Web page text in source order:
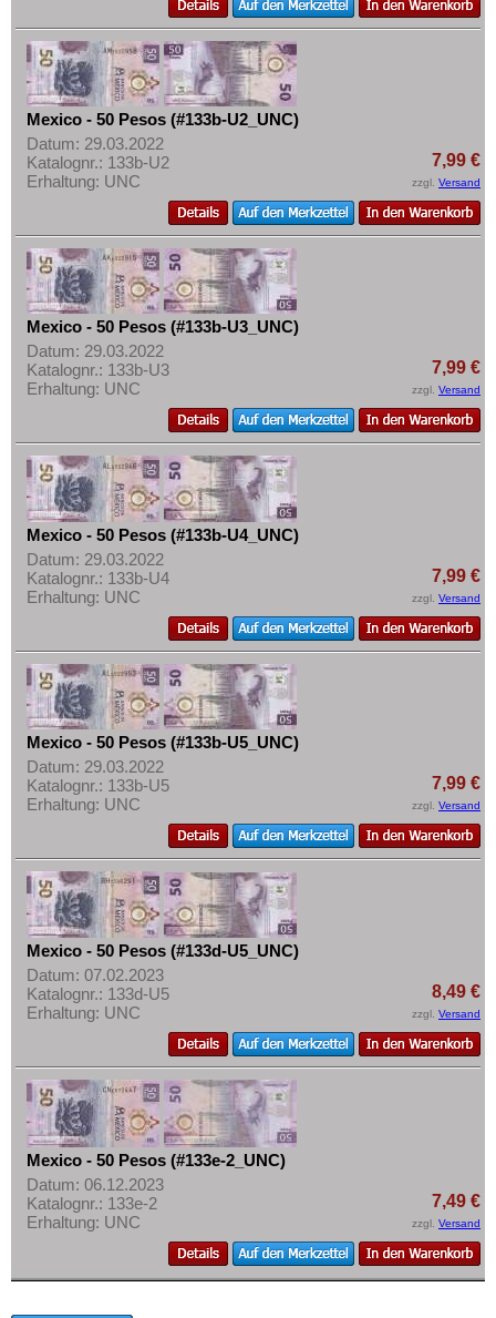
Mexico - 50 Pesos (#133b-U2_UNC)
Datum: 29.03.2022
Katalognr.: 133b-U2
Erhaltung: UNC
7,99 €
zzgl. Versand
Mexico - 50 Pesos (#133b-U3_UNC)
Datum: 29.03.2022
Katalognr.: 133b-U3
Erhaltung: UNC
7,99 €
zzgl. Versand
Mexico - 50 Pesos (#133b-U4_UNC)
Datum: 29.03.2022
Katalognr.: 133b-U4
Erhaltung: UNC
7,99 €
zzgl. Versand
Mexico - 50 Pesos (#133b-U5_UNC)
Datum: 29.03.2022
Katalognr.: 133b-U5
Erhaltung: UNC
7,99 €
zzgl. Versand
Mexico - 50 Pesos (#133d-U5_UNC)
Datum: 07.02.2023
Katalognr.: 133d-U5
Erhaltung: UNC
8,49 €
zzgl. Versand
Mexico - 50 Pesos (#133e-2_UNC)
Datum: 06.12.2023
Katalognr.: 133e-2
Erhaltung: UNC
7,49 €
zzgl. Versand